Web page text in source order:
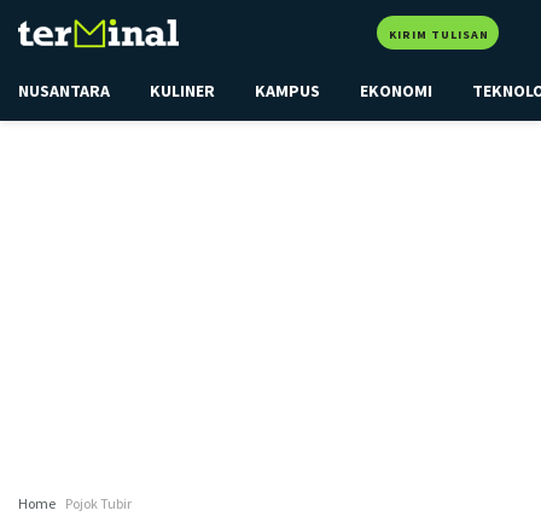
KIRIM TULISAN
NUSANTARA KULINER KAMPUS EKONOMI
Home Pojok Tubir